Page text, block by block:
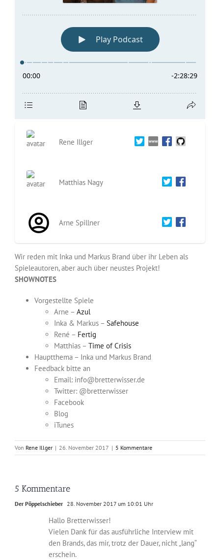
Rene Illger
Matthias Nagy
Arne Spillner
Wir reden mit Inka und Markus Brand über ihr Leben als
Spieleautoren, aber auch über neustes Projekt!
SHOWNOTES
Vorgestellte Spiele
Arne – Azul
Inka & Markus – Safehouse
René – Fertig
Matthias – Time of Crisis
Hauptthema – Inka und Markus Brand
Feedback bitte an
Email: info@bretterwisser.de
Twitter: @bretterwisser
Facebook
Blog
iTunes
Von Rene Illger | 26. November 2017 | 5 Kommentare
5 Kommentare
Der Pöppelschieber 28. November 2017 um 10:01 Uhr
Hallo Bretterwisser!
Vielen Dank für das ausführliche Interview mit
den Brands, das mir, trotz der Dauer, nicht „lang“
erschein.